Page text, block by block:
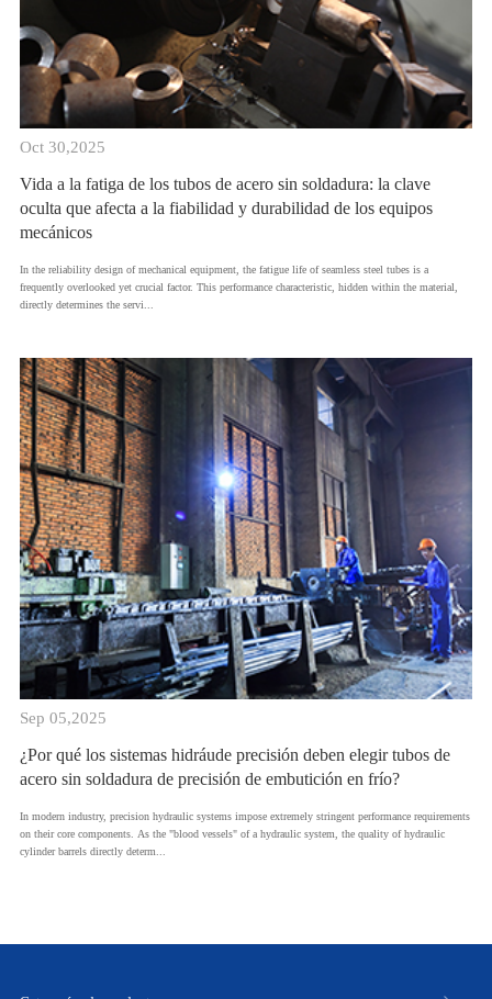
Oct 30,2025
Vida a la fatiga de los tubos de acero sin soldadura: la clave
oculta que afecta a la fiabilidad y durabilidad de los equipos
mecánicos
​In the reliability design of mechanical equipment, the fatigue life of seamless steel tubes is a
frequently overlooked yet crucial factor. This performance characteristic, hidden within the material,
directly determines the servi...
Sep 05,2025
¿Por qué los sistemas hidráude precisión deben elegir tubos de
acero sin soldadura de precisión de embutición en frío?
​In modern industry, precision hydraulic systems impose extremely stringent performance requirements
on their core components. As the "blood vessels" of a hydraulic system, the quality of hydraulic
cylinder barrels directly determ...